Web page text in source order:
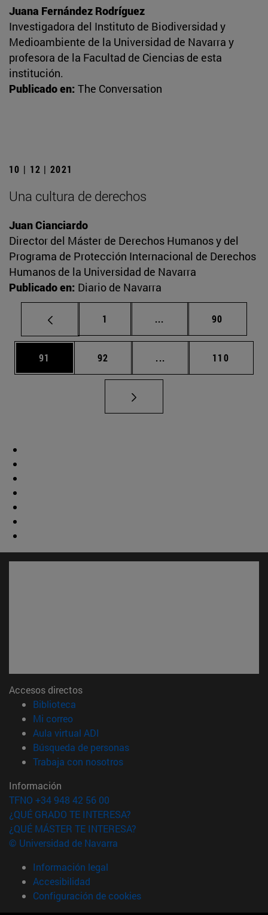
Juana Fernández Rodríguez
Investigadora del Instituto de Biodiversidad y
Medioambiente de la Universidad de Navarra y
profesora de la Facultad de Ciencias de esta
institución.
Publicado en: The Conversation
10 | 12 | 2021
Una cultura de derechos
Juan Cianciardo
Director del Máster de Derechos Humanos y del
Programa de Protección Internacional de Derechos
Humanos de la Universidad de Navarra
Publicado en: Diario de Navarra
Página
1 ... Páginas intermedias
Página
90
Página
91 Página
92 ... Páginas intermedias
Página
110
Accesos directos
Biblioteca
Mi correo(abre en nueva ventana)
Aula virtual ADI
Búsqueda de personas(abre en nueva ventana)
Trabaja con nosotros(abre en nueva ventana)
Información
TFNO +34 948 42 56 00
¿QUÉ GRADO TE INTERESA?
¿QUÉ MÁSTER TE INTERESA?
© Universidad de Navarra
Información legal
Accesibilidad
Configuración de cookies